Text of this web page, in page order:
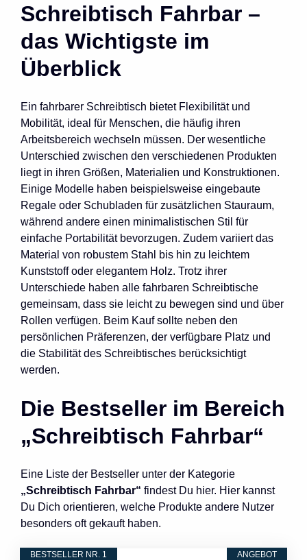
Schreibtisch Fahrbar –
das Wichtigste im
Überblick
Ein fahrbarer Schreibtisch bietet Flexibilität und
Mobilität, ideal für Menschen, die häufig ihren
Arbeitsbereich wechseln müssen. Der wesentliche
Unterschied zwischen den verschiedenen Produkten
liegt in ihren Größen, Materialien und Konstruktionen.
Einige Modelle haben beispielsweise eingebaute
Regale oder Schubladen für zusätzlichen Stauraum,
während andere einen minimalistischen Stil für
einfache Portabilität bevorzugen. Zudem variiert das
Material von robustem Stahl bis hin zu leichtem
Kunststoff oder elegantem Holz. Trotz ihrer
Unterschiede haben alle fahrbaren Schreibtische
gemeinsam, dass sie leicht zu bewegen sind und über
Rollen verfügen. Beim Kauf sollte neben den
persönlichen Präferenzen, der verfügbare Platz und
die Stabilität des Schreibtisches berücksichtigt
werden.
Die Bestseller im Bereich
„Schreibtisch Fahrbar“
Eine Liste der Bestseller unter der Kategorie
„Schreibtisch Fahrbar“ findest Du hier. Hier kannst
Du Dich orientieren, welche Produkte andere Nutzer
besonders oft gekauft haben.
ANGEBOT
BESTSELLER NR. 1